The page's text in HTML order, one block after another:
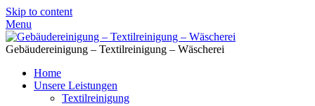
Skip to content
Menu
Gebäudereinigung – Textilreinigung – Wäscherei
Home
Unsere Leistungen
Textilreinigung